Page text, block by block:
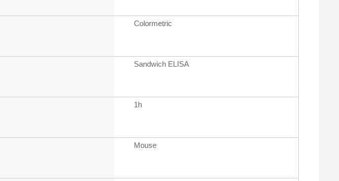
Colormetric
Sandwich ELISA
1h
Mouse